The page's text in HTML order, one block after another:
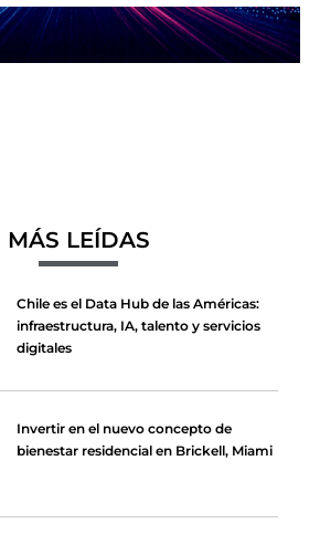
MÁS LEÍDAS
Chile es el Data Hub de las Américas:
infraestructura, IA, talento y servicios
digitales
Invertir en el nuevo concepto de
bienestar residencial en Brickell, Miami